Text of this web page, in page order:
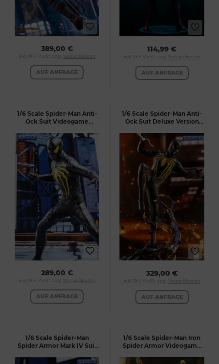
389,00 €
inkl. 19 % MwSt. zzgl. Versandkosten
AUF ANFRAGE
114,99 €
inkl. 19 % MwSt. zzgl. Versandkosten
AUF ANFRAGE
1/6 Scale Spider-Man Anti-
Ock Suit Videogame
(Marvel's Spider-Man)
289,00 €
inkl. 19 % MwSt. zzgl. Versandkosten
AUF ANFRAGE
1/6 Scale Spider-Man Anti-
Ock Suit Deluxe Version
VGM45 (Marvel's Spider-
Man)
329,00 €
inkl. 19 % MwSt. zzgl. Versandkosten
AUF ANFRAGE
1/6 Scale Spider-Man
Spider Armor Mark IV Suit
VGM43 (Marvel's Spider-
1/6 Scale Spider-Man Iron
Spider Armor Videogame
(Marvel's Spider-Man)